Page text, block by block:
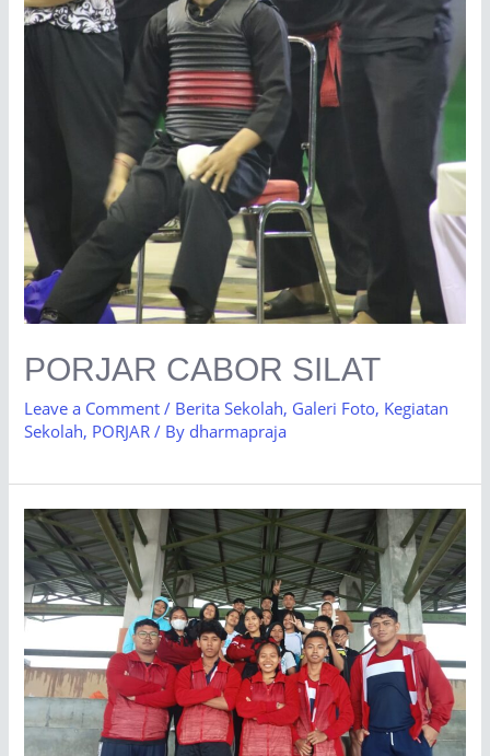
PORJAR CABOR SILAT
Leave a Comment / Berita Sekolah, Galeri Foto, Kegiatan
Sekolah, PORJAR / By dharmapraja